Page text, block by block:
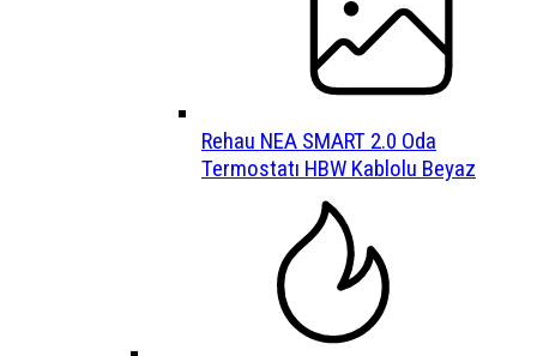
Rehau NEA SMART 2.0 Oda
Termostatı HBW Kablolu Beyaz